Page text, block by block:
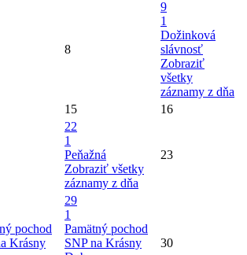
8
9
1
Dožinková
slávnosť
Zobraziť
všetky
záznamy z dňa
15 16
22
1
Peňažná
Zobraziť všetky
záznamy z dňa
23
pochod
Krásny
29
1
Pamätný pochod
SNP na Krásny
30